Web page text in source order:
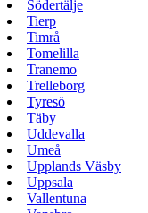
Södertälje
Tierp
Timrå
Tomelilla
Tranemo
Trelleborg
Tyresö
Täby
Uddevalla
Umeå
Upplands Väsby
Uppsala
Vallentuna